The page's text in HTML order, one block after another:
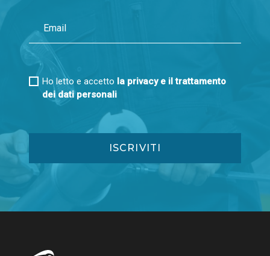
Ho letto e accetto la privacy e il trattamento
dei dati personali